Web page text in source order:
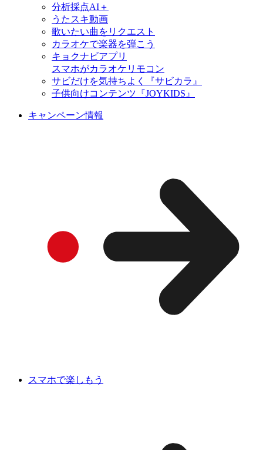
分析採点AI＋
うたスキ動画
歌いたい曲をリクエスト
カラオケで楽器を弾こう
キョクナビアプリ
スマホがカラオケリモコン
サビだけを気持ちよく『サビカラ』
子供向けコンテンツ『JOYKIDS』
キャンペーン情報
スマホで楽しもう